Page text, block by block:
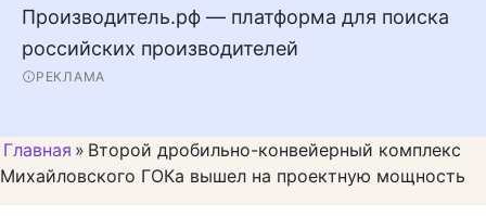
Производитель.рф — платформа для поиска
российских производителей
РЕКЛАМА
Главная » Второй дробильно-конвейерный комплекс
Михайловского ГОКа вышел на проектную мощность